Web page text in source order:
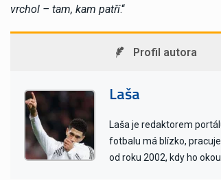
vrchol – tam, kam patří.“
Profil autora
Laša
Laša je redaktorem
fotbalu má blízko,
od roku 2002, kdy ho